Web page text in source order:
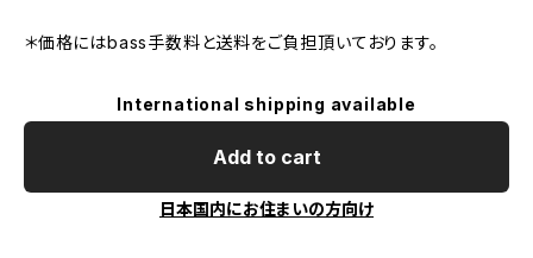
＊価格にはbass手数料と送料をご負担頂いております。
International shipping available
Add to cart
日本国内にお住まいの方向け